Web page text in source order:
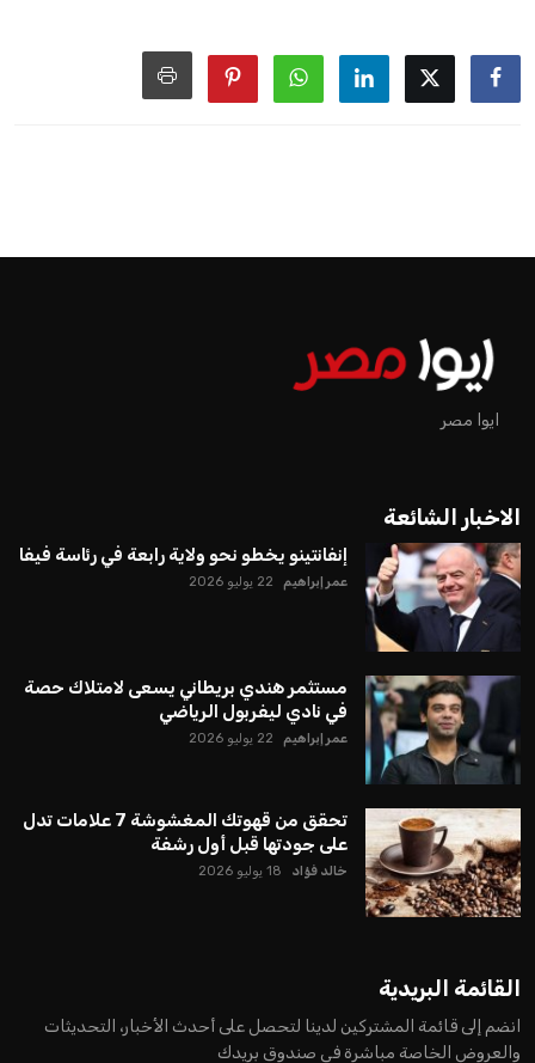
ايوا مصر
الاخبار الشائعة
إنفانتينو يخطو نحو ولاية رابعة في رئاسة فيفا
عمر إبراهيم 22 يوليو 2026
مستثمر هندي بريطاني يسعى لامتلاك حصة
في نادي ليفربول الرياضي
عمر إبراهيم 22 يوليو 2026
تحقق من قهوتك المغشوشة 7 علامات تدل
على جودتها قبل أول رشفة
خالد فؤاد 18 يوليو 2026
القائمة البريدية
انضم إلى قائمة المشتركين لدينا لتحصل على أحدث الأخبار، التحديثات
والعروض الخاصة مباشرة في صندوق بريدك